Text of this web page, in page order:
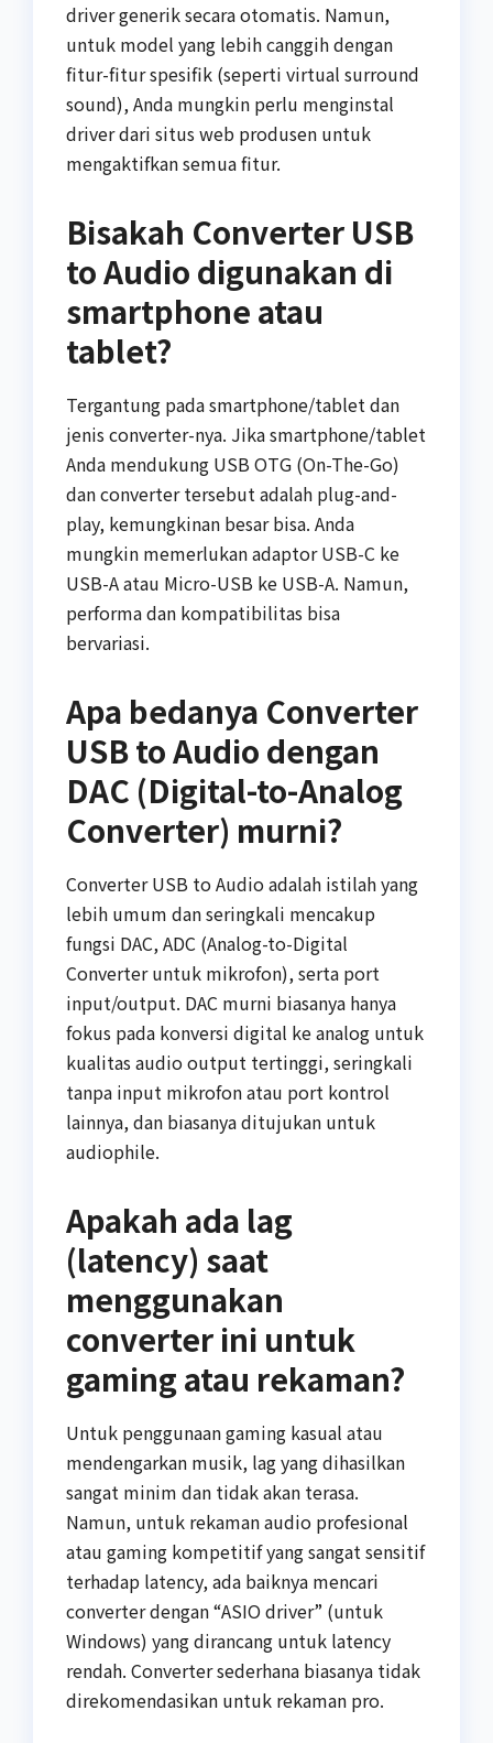
driver generik secara otomatis. Namun,
untuk model yang lebih canggih dengan
fitur-fitur spesifik (seperti virtual surround
sound), Anda mungkin perlu menginstal
driver dari situs web produsen untuk
mengaktifkan semua fitur.
Bisakah Converter USB
to Audio digunakan di
smartphone atau
tablet?
Tergantung pada smartphone/tablet dan
jenis converter-nya. Jika smartphone/tablet
Anda mendukung USB OTG (On-The-Go)
dan converter tersebut adalah plug-and-
play, kemungkinan besar bisa. Anda
mungkin memerlukan adaptor USB-C ke
USB-A atau Micro-USB ke USB-A. Namun,
performa dan kompatibilitas bisa
bervariasi.
Apa bedanya Converter
USB to Audio dengan
DAC (Digital-to-Analog
Converter) murni?
Converter USB to Audio adalah istilah yang
lebih umum dan seringkali mencakup
fungsi DAC, ADC (Analog-to-Digital
Converter untuk mikrofon), serta port
input/output. DAC murni biasanya hanya
fokus pada konversi digital ke analog untuk
kualitas audio output tertinggi, seringkali
tanpa input mikrofon atau port kontrol
lainnya, dan biasanya ditujukan untuk
audiophile.
Apakah ada lag
(latency) saat
menggunakan
converter ini untuk
gaming atau rekaman?
Untuk penggunaan gaming kasual atau
mendengarkan musik, lag yang dihasilkan
sangat minim dan tidak akan terasa.
Namun, untuk rekaman audio profesional
atau gaming kompetitif yang sangat sensitif
terhadap latency, ada baiknya mencari
converter dengan “ASIO driver” (untuk
Windows) yang dirancang untuk latency
rendah. Converter sederhana biasanya tidak
direkomendasikan untuk rekaman pro.